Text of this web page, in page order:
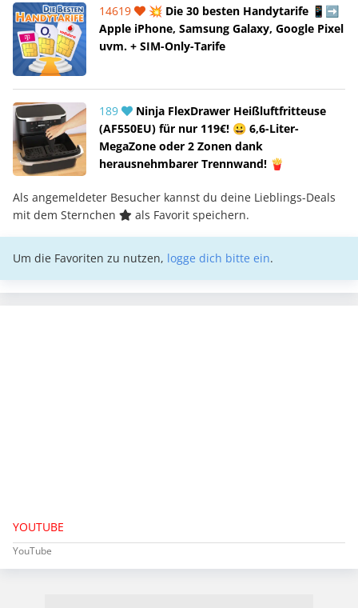
14619
💥 Die 30 besten Handytarife 📱➡️
Apple iPhone, Samsung Galaxy, Google Pixel
uvm. + SIM-Only-Tarife
189
Ninja FlexDrawer Heißluftfritteuse
(AF550EU) für nur 119€! 😀 6,6-Liter-
MegaZone oder 2 Zonen dank
herausnehmbarer Trennwand! 🍟
Als angemeldeter Besucher kannst du deine Lieblings-Deals
mit dem Sternchen
als Favorit speichern.
Um die Favoriten zu nutzen, logge dich bitte ein.
YOUTUBE
YouTube